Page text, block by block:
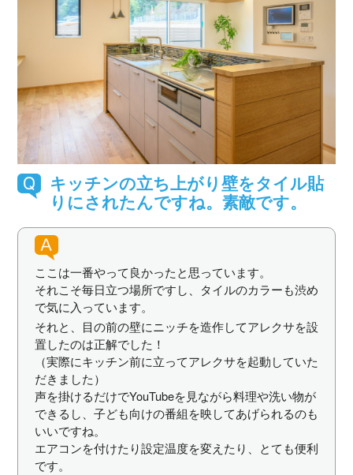
キッチンの立ち上がり壁をタイル貼
りにされたんですね。素敵です。
ここは一番やって良かったと思っています。
それこそ毎日立つ場所ですし、タイルのカラーも渋め
で気に入っています。
それと、目の前の壁にニッチを造作してアレクサを設
置したのは正解でした！
（実際にキッチン前に立ってアレクサを起動していた
だきました）
声を掛けるだけでYouTubeを見ながら料理や洗い物が
できるし、子ども向けの番組を映してあげられるのも
いいですね。
エアコンを付けたり設定温度を変えたり、とても便利
です。